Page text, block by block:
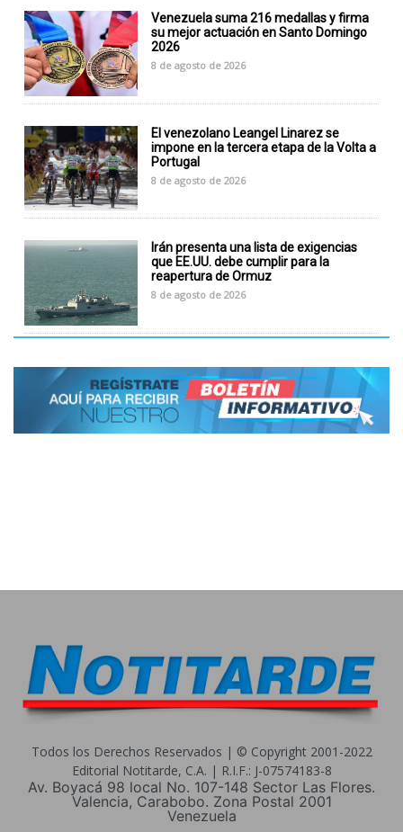
Venezuela suma 216 medallas y firma
su mejor actuación en Santo Domingo
2026
8 de agosto de 2026
El venezolano Leangel Linarez se
impone en la tercera etapa de la Volta a
Portugal
8 de agosto de 2026
Irán presenta una lista de exigencias
que EE.UU. debe cumplir para la
reapertura de Ormuz
8 de agosto de 2026
Todos los Derechos Reservados | © Copyright 2001-2022
Editorial Notitarde, C.A. | R.I.F.: J-07574183-8
Av. Boyacá 98 local No. 107-148 Sector Las Flores.
Valencia, Carabobo. Zona Postal 2001
Venezuela